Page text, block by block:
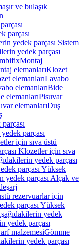
ve bulaşık
parçası
yedek parçası Sistem
yedek parçası
Montaj
elemanlarıKlozet
elemanlarıLavabo
elemanlarıBide
elemanlarıPisuvar
elemanlarıDuş
parçası
için sıva üstü
Klozetler için sıva
yedek parçası
parçası Yüksek
yedek parçası Alçak ve
rezervuarlar için
parçası Yüksek
yedek
yedek parçası
malzemesiGömme
yedek parçası